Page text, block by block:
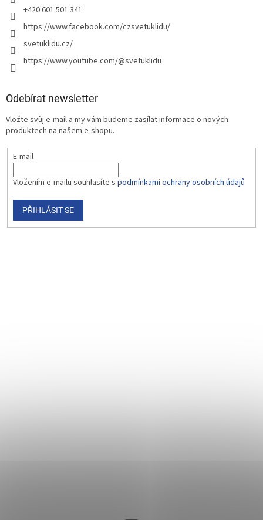
+420 601 501 341
https://www.facebook.com/czsvetuklidu/
svetuklidu.cz/
https://www.youtube.com/@svetuklidu
Odebírat newsletter
Vložte svůj e-mail a my vám budeme zasílat informace o nových
produktech na našem e-shopu.
E-mail
Vložením e-mailu souhlasíte s podmínkami ochrany osobních údajů
PŘIHLÁSIT SE